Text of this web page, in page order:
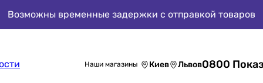
Возможны временные задержки с отправкой товаров
Наши магазины Киев Львов0800